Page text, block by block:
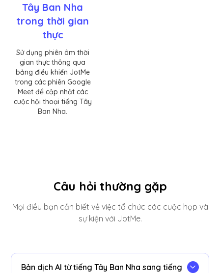
Tây Ban Nha
trong thời gian
thực
Sử dụng phiên âm thời
gian thực thông qua
bảng điều khiển JotMe
trong các phiên Google
Meet để cập nhật các
cuộc hội thoại tiếng Tây
Ban Nha.
Câu hỏi thường gặp
Mọi điều bạn cần biết về việc tổ chức các cuộc họp và
sự kiện với JotMe.
Bản dịch AI từ tiếng Tây Ban Nha sang tiếng